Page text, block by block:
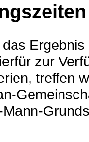
zur
treffen